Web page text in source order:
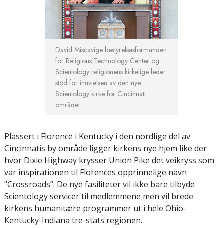
David Miscavige bestyrelsesformanden
for Religious Technology Center og
Scientology religionens kirkelige leder
stod for innvielsen av den nye
Scientology kirke for Cincinnati
området.
Plassert i Florence i Kentucky i den nordlige del av
Cincinnatis by område ligger kirkens nye hjem like der
hvor Dixie Highway krysser Union Pike det veikryss som
var inspirationen til Florences opprinnelige navn
”Crossroads”. De nye fasiliteter vil ikke bare tilbyde
Scientology servicer til medlemmene men vil brede
kirkens humanitære programmer ut i hele Ohio-
Kentucky-Indiana tre-stats regionen.